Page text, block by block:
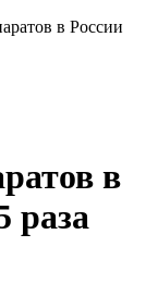
в России
в
раза